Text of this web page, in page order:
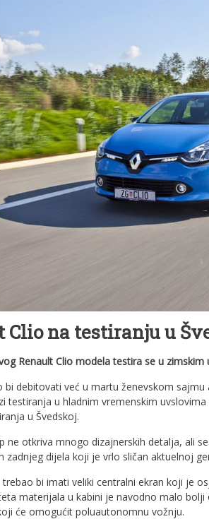
Clio na testiranju u
Renault Clio modela testira se u zimskim
bi debitovati već u martu ženevskom
testiranja u hladnim vremenskim
u Švedskoj.
ne otkriva mnogo dizajnerskih detalja, ali
zadnjeg dijela koji je vrlo sličan aktuelnoj
bi imati veliki centralni ekran koji je
materijala u kabini je navodno malo
će omogućit poluautonomnu vožnju.